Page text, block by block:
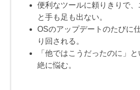
便利なツールに頼りきりで、
と手も足も出ない。
OSのアップデートのたびに
り回される。
「他ではこうだったのに」
絶に悩む。